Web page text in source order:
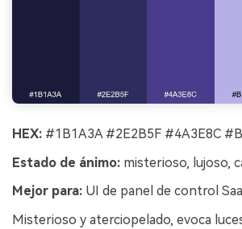
HEX: #1B1A3A #2E2B5F #4A3E8C
Estado de ánimo: misterioso, lujoso,
Mejor para: UI de panel de control
Misterioso y aterciopelado, evoca